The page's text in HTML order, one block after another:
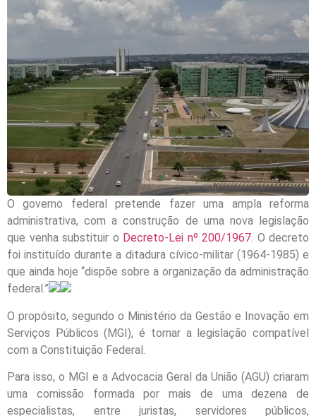
O governo federal pretende fazer uma ampla reforma
administrativa, com a construção de uma nova legislação
que venha substituir o Decreto-Lei nº 200/1967. O decreto
foi instituído durante a ditadura cívico-militar (1964-1985) e
que ainda hoje “dispõe sobre a organização da administração
federal.”
O propósito, segundo o Ministério da Gestão e Inovação em
Serviços Públicos (MGI), é tornar a legislação compatível
com a Constituição Federal.
Para isso, o MGI e a Advocacia Geral da União (AGU) criaram
uma comissão formada por mais de uma dezena de
especialistas, entre juristas, servidores públicos,